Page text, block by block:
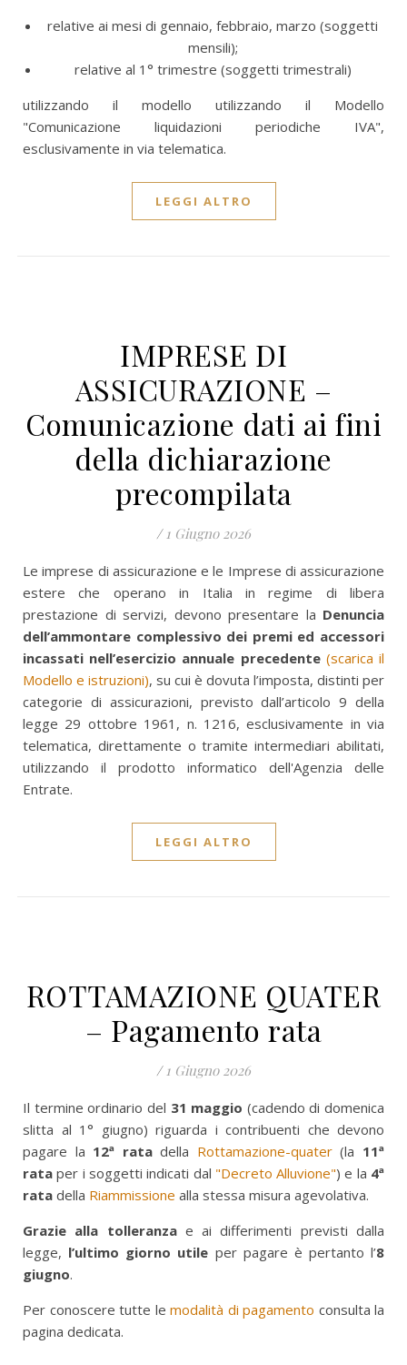
relative ai mesi di gennaio, febbraio, marzo (soggetti
mensili);
relative al 1° trimestre (soggetti trimestrali)
utilizzando il modello utilizzando il Modello
"Comunicazione liquidazioni periodiche IVA",
esclusivamente in via telematica.
LEGGI ALTRO
IMPRESE DI
ASSICURAZIONE –
Comunicazione dati ai fini
della dichiarazione
precompilata
/ 1 Giugno 2026
Le imprese di assicurazione e le Imprese di assicurazione
estere che operano in Italia in regime di libera
prestazione di servizi, devono presentare la Denuncia
dell’ammontare complessivo dei premi ed accessori
incassati nell’esercizio annuale precedente (scarica il
Modello e istruzioni), su cui è dovuta l’imposta, distinti per
categorie di assicurazioni, previsto dall’articolo 9 della
legge 29 ottobre 1961, n. 1216, esclusivamente in via
telematica, direttamente o tramite intermediari abilitati,
utilizzando il prodotto informatico dell'Agenzia delle
Entrate.
LEGGI ALTRO
ROTTAMAZIONE QUATER
– Pagamento rata
/ 1 Giugno 2026
Il termine ordinario del 31 maggio (cadendo di domenica
slitta al 1° giugno) riguarda i contribuenti che devono
pagare la 12ª ratadella Rottamazione-quater(la 11ª
rata per i soggetti indicati dal "Decreto Alluvione") e la 4ª
rata della Riammissione alla stessa misura agevolativa.
Grazie alla tolleranzae ai differimenti previsti dalla
legge, l’ultimo giorno utile per pagare è pertanto l’8
giugno.
Per conoscere tutte le modalità di pagamento consulta la
pagina dedicata.